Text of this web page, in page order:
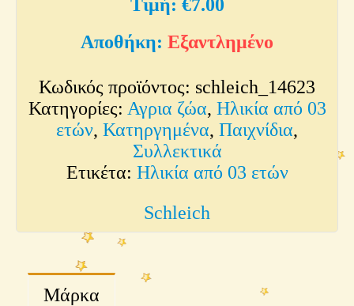
€7.00
Εξαντλημένο
Κωδικός προϊόντος: schleich_14623
Κατηγορίες: Αγρια ζώα, Ηλικία από 03
ετών, Κατηργημένα, Παιχνίδια,
Συλλεκτικά
Ετικέτα: Ηλικία από 03 ετών
Schleich
Μάρκα